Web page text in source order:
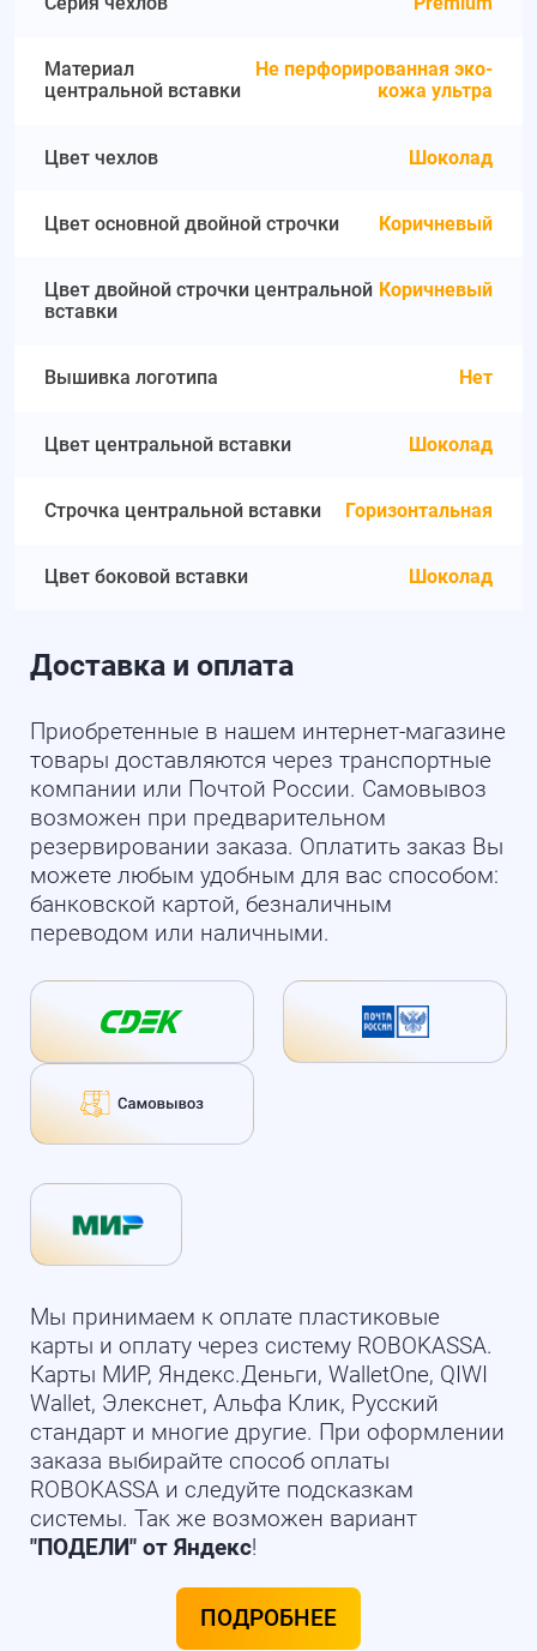
Материал
центральной вставки
Не перфорированная эко-
кожа ультра
Цвет чехлов Шоколад
Цвет основной двойной строчки Коричневый
Цвет двойной строчки центральной
вставки
Коричневый
Вышивка логотипа Нет
Цвет центральной вставки Шоколад
Строчка центральной вставки Горизонтальная
Цвет боковой вставки Шоколад
Доставка и оплата
Приобретенные в нашем интернет-магазине
товары доставляются через транспортные
компании или Почтой России. Самовывоз
возможен при предварительном
резервировании заказа. Оплатить заказ Вы
можете любым удобным для вас способом:
банковской картой, безналичным
переводом или наличными.
Мы принимаем к оплате пластиковые
карты и оплату через систему ROBOKASSA.
Карты МИР, Яндекс.Деньги, WalletOne, QIWI
Wallet, Элекснет, Альфа Клик, Русский
стандарт и многие другие. При оформлении
заказа выбирайте способ оплаты
ROBOKASSA и следуйте подсказкам
системы. Так же возможен вариант
"ПОДЕЛИ" от Яндекс!
ПОДРОБНЕЕ